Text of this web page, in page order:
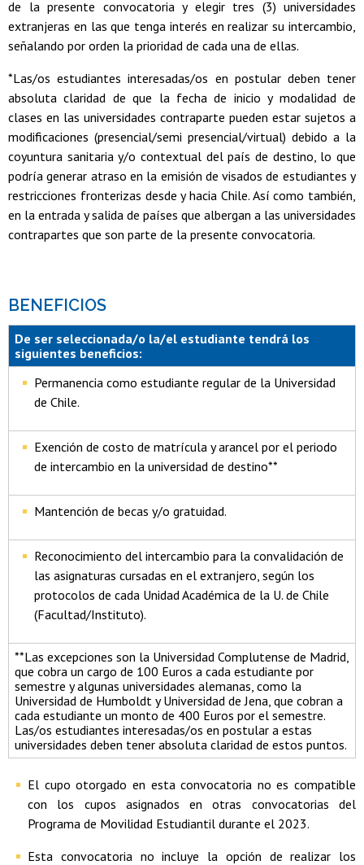
de la presente convocatoria y elegir tres (3) universidades
extranjeras en las que tenga interés en realizar su intercambio,
señalando por orden la prioridad de cada una de ellas.
*Las/os estudiantes interesadas/os en postular deben tener
absoluta claridad de que la fecha de inicio y modalidad de
clases en las universidades contraparte pueden estar sujetos a
modificaciones (presencial/semi presencial/virtual) debido a la
coyuntura sanitaria y/o contextual del país de destino, lo que
podría generar atraso en la emisión de visados de estudiantes y
restricciones fronterizas desde y hacia Chile. Así como también,
en la entrada y salida de países que albergan a las universidades
contrapartes que son parte de la presente convocatoria.
BENEFICIOS
De ser seleccionada/o la/el estudiante tendrá los
siguientes beneficios:
Permanencia como estudiante regular de la Universidad
de Chile.
Exención de costo de matrícula y arancel por el periodo
de intercambio en la universidad de destino**
Mantención de becas y/o gratuidad.
Reconocimiento del intercambio para la convalidación de
las asignaturas cursadas en el extranjero, según los
protocolos de cada Unidad Académica de la U. de Chile
(Facultad/Instituto).
**Las excepciones son la Universidad Complutense de Madrid,
que cobra un cargo de 100 Euros a cada estudiante por
semestre y algunas universidades alemanas, como la
Universidad de Humboldt y Universidad de Jena, que cobran a
cada estudiante un monto de 400 Euros por el semestre.
Las/os estudiantes interesadas/os en postular a estas
universidades deben tener absoluta claridad de estos puntos.
El cupo otorgado en esta convocatoria no es compatible
con los cupos asignados en otras convocatorias del
Programa de Movilidad Estudiantil durante el 2023.
Esta convocatoria no incluye la opción de realizar los